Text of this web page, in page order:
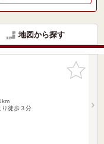
地図から探す
お気に入
りに追加
徒歩３分